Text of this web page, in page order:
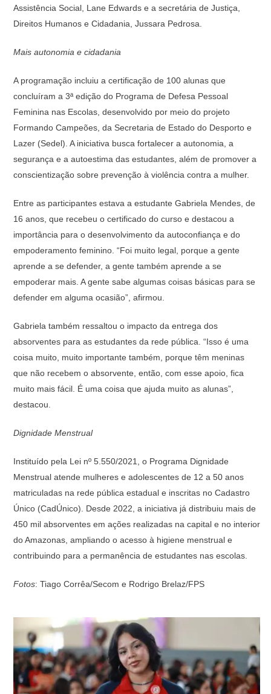
Assistência Social, Lane Edwards e a secretária de Justiça,
Direitos Humanos e Cidadania, Jussara Pedrosa.
Mais autonomia e cidadania
A programação incluiu a certificação de 100 alunas que
concluíram a 3ª edição do Programa de Defesa Pessoal
Feminina nas Escolas, desenvolvido por meio do projeto
Formando Campeões, da Secretaria de Estado do Desporto e
Lazer (Sedel). A iniciativa busca fortalecer a autonomia, a
segurança e a autoestima das estudantes, além de promover a
conscientização sobre prevenção à violência contra a mulher.
Entre as participantes estava a estudante Gabriela Mendes, de
16 anos, que recebeu o certificado do curso e destacou a
importância para o desenvolvimento da autoconfiança e do
empoderamento feminino. “Foi muito legal, porque a gente
aprende a se defender, a gente também aprende a se
empoderar mais. A gente sabe algumas coisas básicas para se
defender em alguma ocasião”, afirmou.
Gabriela também ressaltou o impacto da entrega dos
absorventes para as estudantes da rede pública. “Isso é uma
coisa muito, muito importante também, porque têm meninas
que não recebem o absorvente, então, com esse apoio, fica
muito mais fácil. É uma coisa que ajuda muito as alunas”,
destacou.
Dignidade Menstrual
Instituído pela Lei nº 5.550/2021, o Programa Dignidade
Menstrual atende mulheres e adolescentes de 12 a 50 anos
matriculadas na rede pública estadual e inscritas no Cadastro
Único (CadÚnico). Desde 2022, a iniciativa já distribuiu mais de
450 mil absorventes em ações realizadas na capital e no interior
do Amazonas, ampliando o acesso à higiene menstrual e
contribuindo para a permanência de estudantes nas escolas.
Fotos: Tiago Corrêa/Secom e Rodrigo Brelaz/FPS